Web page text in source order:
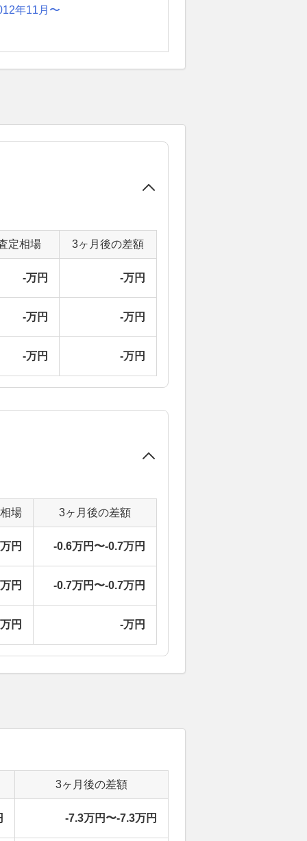
年11月〜
定相場 3ヶ月後の差額
-万円 -万円
-万円 -万円
-万円 -万円
場 3ヶ月後の差額
円 -0.6万円〜-0.7万円
円 -0.7万円〜-0.7万円
円 -万円
3ヶ月後の差額
-7.3万円〜-7.3万円